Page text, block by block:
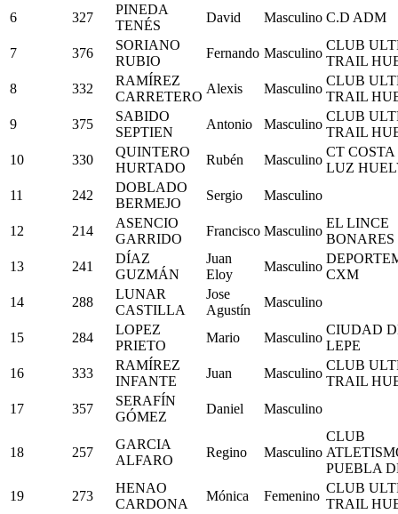
6
327
PINEDA
TENÉS
David Masculino C.D ADM
7 376
SORIANO
RUBIO
Fernando Masculino
CLUB
TRAIL
8
332
RAMÍREZ
CARRETERO
Alexis Masculino
CLUB
TRAIL
9
375
SABIDO
SEPTIEN
Antonio Masculino
CLUB
TRAIL
10
330
QUINTERO
HURTADO
Rubén Masculino
CT
LUZ
11
242
DOBLADO
BERMEJO
Sergio Masculino
12 214
ASENCIO
GARRIDO
Francisco Masculino
EL LINCE
BONARES
13
241
DÍAZ
GUZMÁN
Juan
Eloy
Masculino
CXM
14
288
LUNAR
CASTILLA
Jose
Agustín
Masculino
15 284
LOPEZ
PRIETO
Mario Masculino
CIUDAD
LEPE
16
333
RAMÍREZ
INFANTE
Juan Masculino
CLUB
TRAIL
17
357
SERAFÍN
GÓMEZ
Daniel Masculino
18 257
GARCIA
ALFARO
Regino Masculino
CLUB
PUEBLA
19
273
HENAO
CARDONA
Mónica Femenino
CLUB
TRAIL